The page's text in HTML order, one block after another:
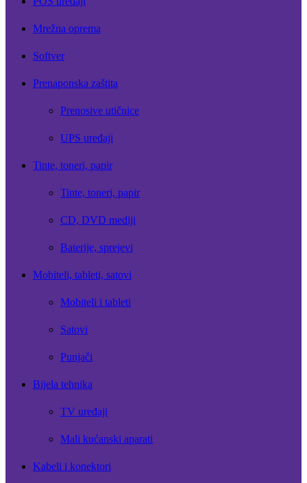
Mrežna oprema
Softver
Prenaponska zaštita
Prenosive utičnice
UPS uređaji
Tinte, toneri, papir
Tinte, toneri, papir
CD, DVD mediji
Baterije, sprejevi
Mobiteli, tableti, satovi
Mobiteli i tableti
Satovi
Punjači
Bijela tehnika
TV uređaji
Mali kućanski aparati
Kabeli i konektori